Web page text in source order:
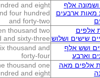
אלף
מאות ארבעים
and eight
four hundred
and forty-two
אלפים
שישים ושלוש
thousand two
and sixty-three
ושש אלף
וארבע
thousand and
forty-four
אלפים מאה
thousand one
and eight